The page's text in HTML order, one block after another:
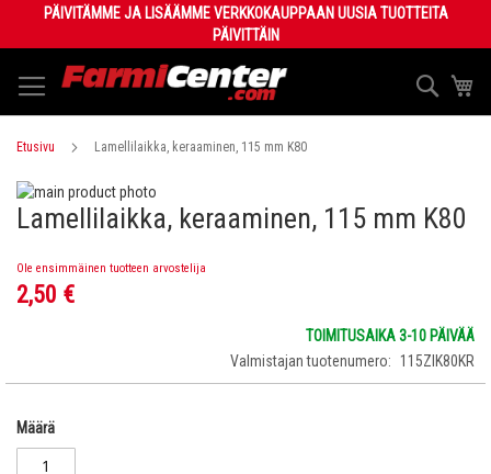
Content
PÄIVITÄMME JA LISÄÄMME VERKKOKAUPPAAN UUSIA TUOTTEITA
PÄIVITTÄIN
Haku
Etusivu Lamellilaikka, keraaminen, 115 mm K80
Skip
to
the
Skip
of
Lamellilaikka, keraaminen, 115 mm K80
Ole ensimmäinen tuotteen arvostelija
2,50 €
TOIMITUSAIKA 3-10 PÄIVÄÄ
Valmistajan tuotenumero
115ZIK80KR
Määrä